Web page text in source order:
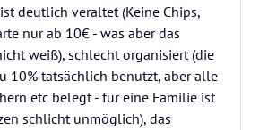
deutlich veraltet (Keine Chips,
nur ab 10€ - was aber das
weiß), schlecht organisiert (die
10% tatsächlich benutzt, aber alle
etc belegt - für eine Familie ist
schlicht unmöglich), das